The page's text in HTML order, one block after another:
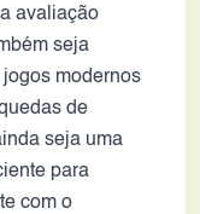
avaliação
seja
modernos
de
seja uma
para
com o